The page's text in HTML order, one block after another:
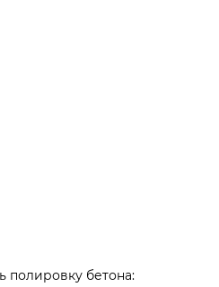
полировку бетона: